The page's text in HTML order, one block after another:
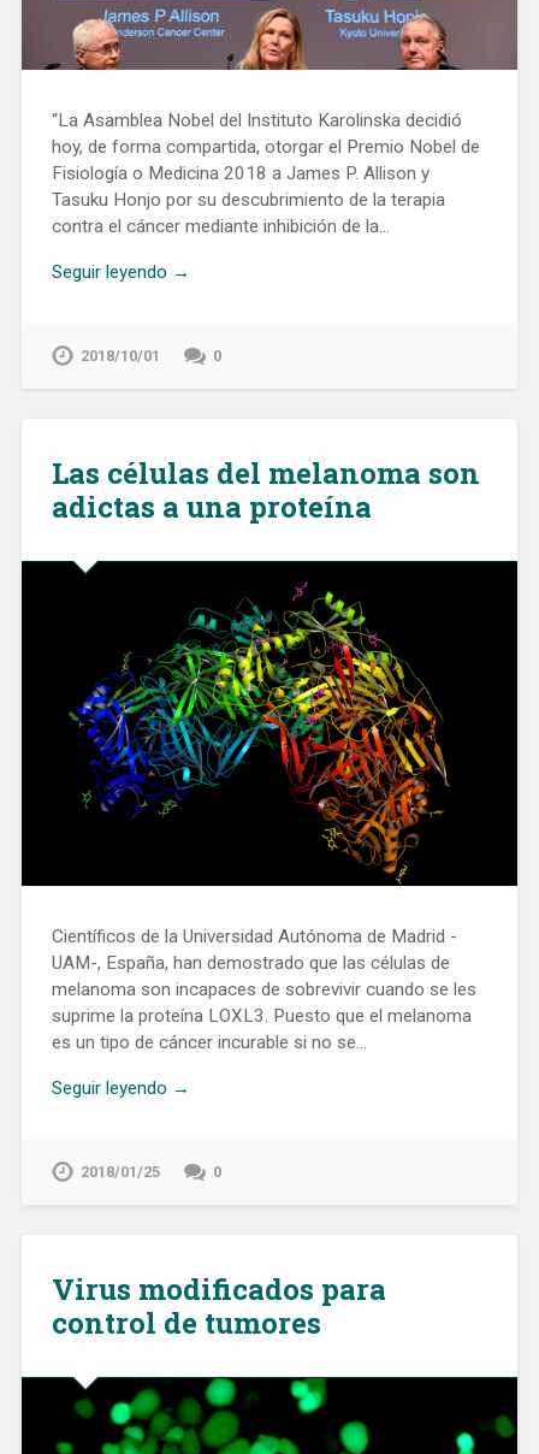
“La Asamblea Nobel del Instituto Karolinska decidió
hoy, de forma compartida, otorgar el Premio Nobel de
Fisiología o Medicina 2018 a James P. Allison y
Tasuku Honjo por su descubrimiento de la terapia
contra el cáncer mediante inhibición de la…
Seguir leyendo →
2018/10/01 0
Las células del melanoma son
adictas a una proteína
Científicos de la Universidad Autónoma de Madrid -
UAM-, España, han demostrado que las células de
melanoma son incapaces de sobrevivir cuando se les
suprime la proteína LOXL3. Puesto que el melanoma
es un tipo de cáncer incurable si no se…
Seguir leyendo →
2018/01/25 0
Virus modificados para
control de tumores